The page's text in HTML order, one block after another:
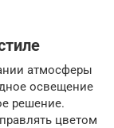
атмосферы
освещение
решение.
цветом